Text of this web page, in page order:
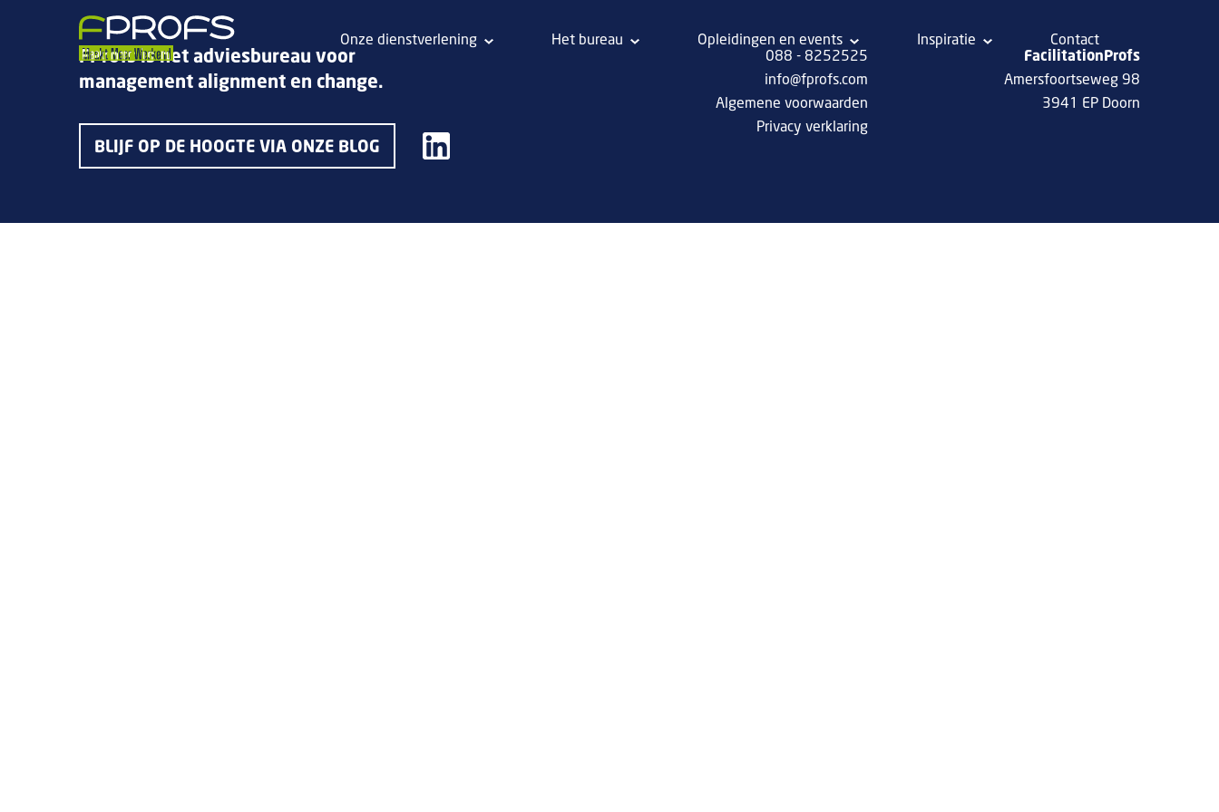
Onze dienstverlening Het bureau Opleidingen en events Inspiratie Contact
FProfs is het adviesbureau voor
management alignment en change.
BLIJF OP DE HOOGTE VIA ONZE BLOG
088 - 8252525
info@fprofs.com
Algemene voorwaarden
Privacy verklaring
FacilitationProfs
Amersfoortseweg 98
3941 EP Doorn